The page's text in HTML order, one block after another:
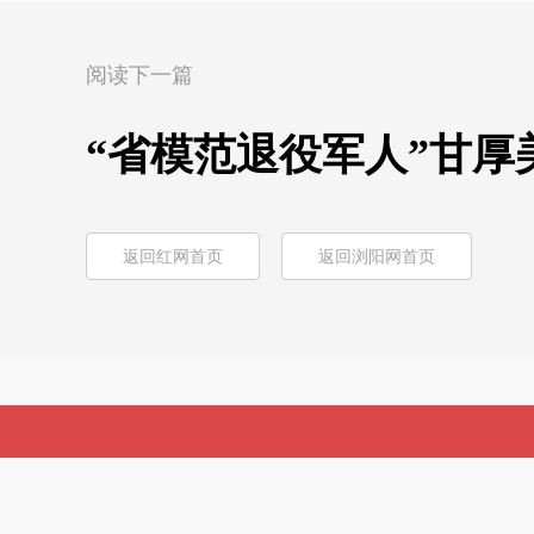
阅读下一篇
“省模范退役军人”甘厚
返回红网首页 返回浏阳网首页